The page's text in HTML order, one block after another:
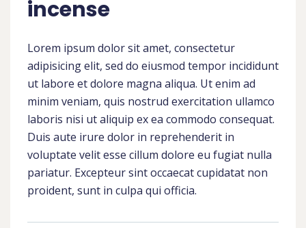
incense
Lorem ipsum dolor sit amet, consectetur
adipisicing elit, sed do eiusmod tempor incididunt
ut labore et dolore magna aliqua. Ut enim ad
minim veniam, quis nostrud exercitation ullamco
laboris nisi ut aliquip ex ea commodo consequat.
Duis aute irure dolor in reprehenderit in
voluptate velit esse cillum dolore eu fugiat nulla
pariatur. Excepteur sint occaecat cupidatat non
proident, sunt in culpa qui officia.